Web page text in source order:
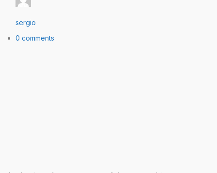
sergio
0 comments